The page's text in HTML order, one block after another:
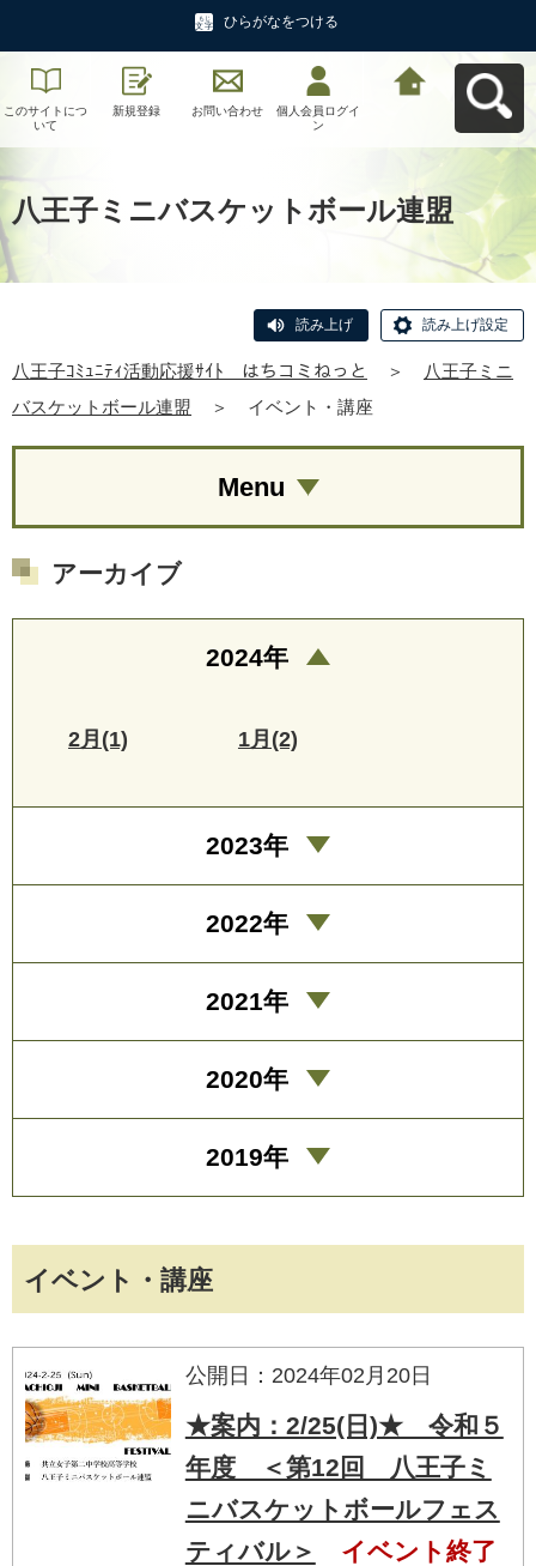
ひらがなをつける
このサイトにつ
いて
新規登録 お問い合わせ
個人会員ログイ
ン
八王子ミニバスケットボール連盟
読み上げ 読み上げ設定
八王子ｺﾐｭﾆﾃｨ活動応援ｻｲﾄ はちコミねっと ＞
八王子ミニ
バスケットボール連盟
＞ イベント・講座
イベント・講座
公開日：2024年02月20日
★案内：2/25(日)★ 令和５
年度 ＜第12回 八王子ミ
ニバスケットボールフェス
ティバル＞
イベント終了
Menu
アーカイブ
2024年
2月(1) 1月(2)
2023年
2022年
2021年
2020年
2019年